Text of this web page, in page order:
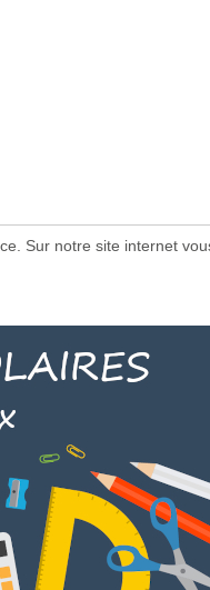
Sur notre site internet